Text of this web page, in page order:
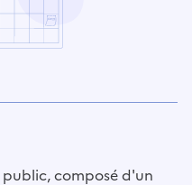
composé d'un